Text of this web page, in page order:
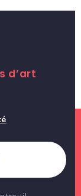
d’art